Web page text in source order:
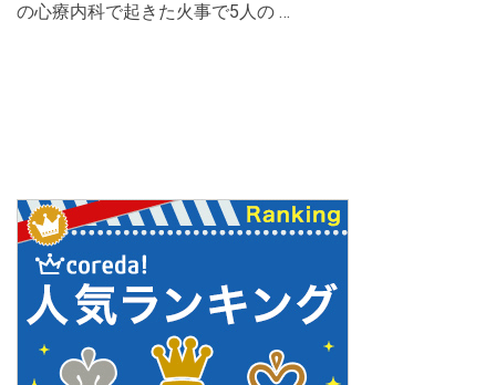
の心療内科で起きた火事で5人の …